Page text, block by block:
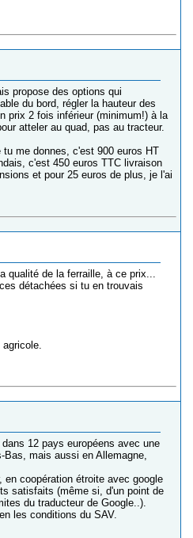
propose des options qui
du bord, régler la hauteur des
prix 2 fois inférieur (minimum!) à la
atteler au quad, pas au tracteur.
me donnes, c'est 900 euros HT
c'est 450 euros TTC livraison
et pour 25 euros de plus, je l'ai
qualité de la ferraille, à ce prix...
détachées si tu en trouvais
12 pays européens avec une
mais aussi en Allemagne,
coopération étroite avec google
satisfaits (même si, d'un point de
du traducteur de Google..).
les conditions du SAV.